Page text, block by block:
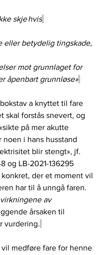
skje hvis
eller betydelig tingskade,
mot grunnlaget for
åpenbart grunnløse»
a knyttet til fare
skal forstås snevert, og
på mer akutte
i hans husstand
blir stengt», jf.
og LB-2021-136295
der et moment vil
har til å unngå faren.
virkningene av
årsaken til
vurdering.
medføre fare for henne